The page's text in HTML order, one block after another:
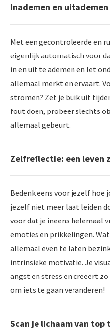
Inademen en uitademen
Met een gecontroleerde en
eigenlijk automatisch voor
in en uit te ademen en let
allemaal merkt en ervaart.
stromen? Zet je buik uit
fout doen, probeer slechts
allemaal gebeurt.
Zelfreflectie: een leven
Bedenk eens voor jezelf hoe
jezelf niet meer laat leiden
voor dat je ineens helemaal
emoties en prikkelingen.
allemaal even te laten
intrinsieke motivatie. Je
angst en stress en creeërt
om iets te gaan veranderen!
Scan je lichaam van top